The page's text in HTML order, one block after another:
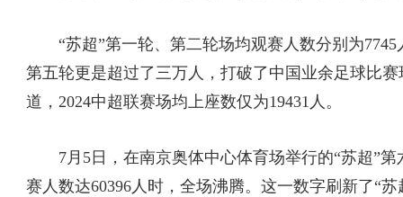
“苏超”第一轮、第二轮场均观赛人数分别为7745
第五轮更是超过了三万人，打破了中国业余足球比
道，2024中超联赛场均上座数仅为19431人。
7月5日，在南京奥体中心体育场举行的“苏超”第
赛人数达60396人时，全场沸腾。这一数字刷新了“